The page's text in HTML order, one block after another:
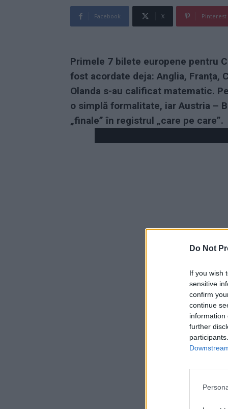
Do Not
If you wish
sensitive
confirm
continue
information
further
Facebook X Pinterest
Primele 7 bilete europene pentru
fost acordate deja: Anglia, Franța,
Olanda s-au calificat matematic.
o simplă formalitate, iar Austria –
„finale” în registrul „care pe care”.